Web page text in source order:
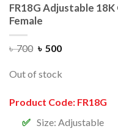
FR18G Adjustable
Female
৳700 ৳ 500
Out of stock
Product Code: FR18G
Size: Adjustable